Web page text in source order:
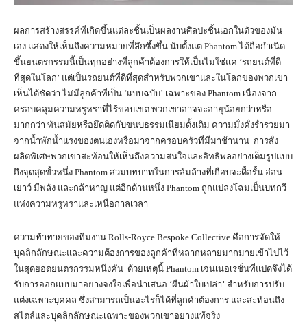
ผลการสร้างสรรค์ที่เกิดขึ้นแต่ละชิ้นเป็นผลงานศิลปะชิ้นเอกในตัวของมัน
เอง แสดงให้เห็นถึงความหมายที่ลึกซึ้งขึ้น นับตั้งแต่ Phantom ได้ถือกำเนิด
ขึ้นยนตรกรรมนี้เป็นทุกอย่างที่ลูกค้าต้องการให้เป็นไม่ใช่แค่ ‘รถยนต์ที่ดี
ที่สุดในโลก’ แต่เป็นรถยนต์ที่ดีที่สุดสำหรับพวกเขาและในโลกของพวกเขา
เห็นได้ชัดว่า ไม่มีลูกค้าที่เป็น ‘แบบฉบับ’ เฉพาะของ Phantom เนื่องจาก
ครอบคลุมความหรูหราที่ไร้ขอบเขต พวกเขาอาจจะอายุน้อยกว่าหรือ
มากกว่า ทันสมัยหรือยึดติดกับขนบธรรมเนียมดั้งเดิม ความมั่งคั่งร่ำรวยมา
จากน้ำพักน้ำแรงของตนเองหรือมาจากครอบครัวที่มีมาช้านาน การสั่ง
ผลิตพิเศษพวกเขาสะท้อนให้เห็นถึงความสนใจและอิทธิพลอย่างเต็มรูปแบบ
ถึงจุดสุดขั้วหนึ่ง Phantom สวมบทบาทในการล้มล้างที่เกือบจะดื้อรั้น อ่อน
เยาว์ มีพลัง และกล้าหาญ แต่อีกด้านหนึ่ง Phantom ถูกแปลงโฉมเป็นบทกวี
แห่งความหรูหราและเหนือกาลเวลา
ความท้าทายของทีมงาน Rolls-Royce Bespoke Collective คือการจัดให้
บุคลิกลักษณะและความต้องการของลูกค้าที่หลากหลายมากมายเข้าไปไว้
ในสุดยอดยนตรกรรมหนึ่งคัน ด้วยเหตุนี้ Phantom เจนเนอเรชั่นที่แปดจึงได้
รับการออกแบบมาอย่างจงใจเพื่อนำเสนอ ‘ผืนผ้าใบเปล่า’ สำหรับการปรับ
แต่งเฉพาะบุคคล ซึ่งสามารถเป็นอะไรก็ได้ที่ลูกค้าต้องการ และสะท้อนถึง
สไตล์และบุคลิกลักษณะเฉพาะของพวกเขาอย่างแท้จริง